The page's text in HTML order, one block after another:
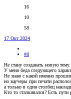
16
10
58
17 Окт 2024
#8
Не стану создавать новую тему.
У меня беда следующего
Не знаю с какой именно
но ваучеры при печати
а только в один столбец
Кто то сталкивался? Есть пути